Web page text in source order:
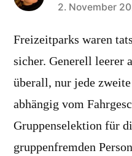
says:
2. November
Freizeitparks waren
sicher. Generell leerer
überall, nur jede
abhängig vom
Gruppenselektion für
gruppenfremden